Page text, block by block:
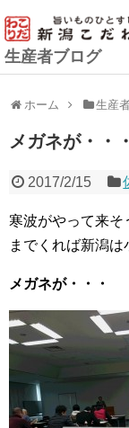
生産者ブログ
ホーム 生産
メガネが・・・
2017/2/15
寒波がやって来そ
までくれば新潟は
メガネが・・・